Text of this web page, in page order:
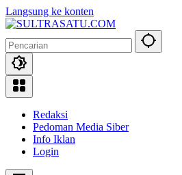
Langsung ke konten
Redaksi
Pedoman Media Siber
Info Iklan
Login